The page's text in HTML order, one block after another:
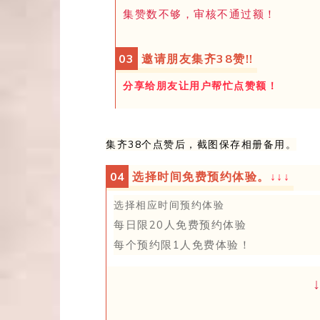
集赞数不够， 审核不通过额！
03 邀请朋友集齐38赞!!
分享给朋友让用户帮忙点赞额！
集齐38个点赞后，截图保存相册备用。
04 选择时间免费预约体验。 ↓ ↓ ↓
选择相应时间预约体验
每日限20人免费预约体验
每个预约限1人 免费体验！
↓